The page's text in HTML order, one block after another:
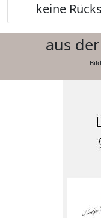
keine
aus